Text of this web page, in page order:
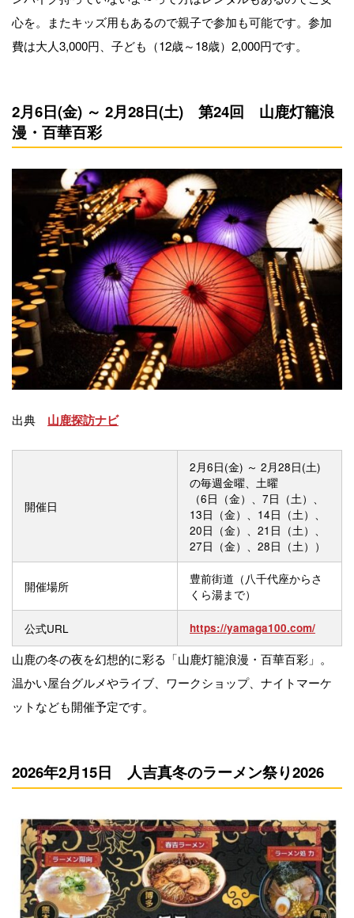
心を。またキッズ用もあるので親子で参加も可能です。参加
費は大人3,000円、子ども（12歳～18歳）2,000円です。
2月6日(金) ～ 2月28日(土) 第24回 山鹿灯籠浪
漫・百華百彩
出典 山鹿探訪ナビ
開催日
2月6日(金) ～ 2月28日(土)
の毎週金曜、土曜
（6日（金）、7日（土）、
13日（金）、14日（土）、
20日（金）、21日（土）、
27日（金）、28日（土））
開催場所
豊前街道（八千代座からさ
くら湯まで）
公式URL https://yamaga100.com/
山鹿の冬の夜を幻想的に彩る「山鹿灯籠浪漫・百華百彩」。
温かい屋台グルメやライブ、ワークショップ、ナイトマーケ
ットなども開催予定です。
2026年2月15日 人吉真冬のラーメン祭り2026